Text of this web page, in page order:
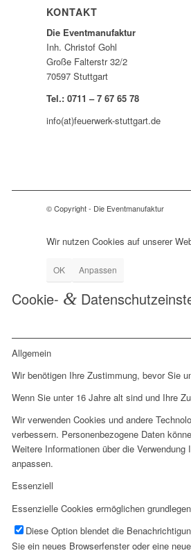
KONTAKT
Die Eventmanufaktur
Inh. Christof Gohl
Große Falterstr 32/2
70597 Stuttgart
Tel.: 0711 – 7 67 65 78
info(at)feuerwerk-stuttgart.de
© Copyright - Die Eventmanufaktur
Wir nutzen Cookies auf unserer
OK Anpassen
Cookie- &
Allgemein
Wir benötigen Ihre Zustimmung, bevor Sie
Wenn Sie unter 16 Jahre alt sind und Ihre
Wir verwenden Cookies und andere
verbessern. Personenbezogene Daten
Weitere Informationen über die
anpassen.
Essenziell
Essenzielle Cookies ermöglichen
Diese Option blendet die
Sie ein neues Browserfenster oder eine